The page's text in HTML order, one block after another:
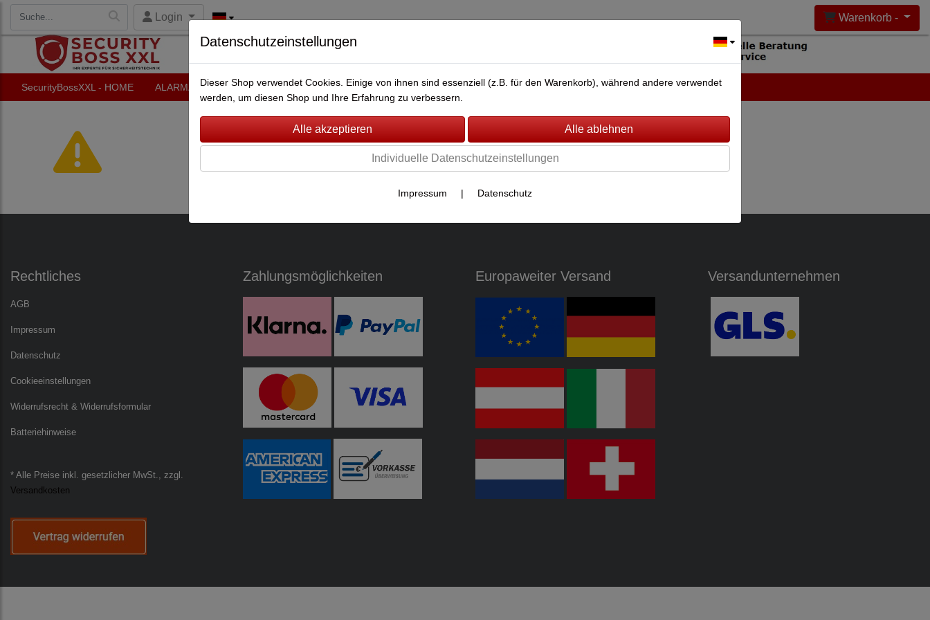
Login Warenkorb -
SecurityBossXXL - HOME ALARMANLAGEN VIDEO-ÜBERWACHUNG FAHRZEUG-ÜBERWACHUNG BRANDMELDEANLAGEN KONTAKT
Es wurden leider keine Produkte gefunden.
Rechtliches
AGB
Impressum
Datenschutz
Cookieeinstellungen
Widerrufsrecht & Widerrufsformular
Batteriehinweise
* Alle Preise inkl. gesetzlicher MwSt., zzgl.
Versandkosten
Zahlungsmöglichkeiten Europaweiter Versand Versandunternehmen
Datenschutzeinstellungen
Dieser Shop verwendet Cookies. Einige von ihnen sind essenziell (z.B. für den Warenkorb), während andere verwendet
werden, um diesen Shop und Ihre Erfahrung zu verbessern.
Individuelle Datenschutzeinstellungen
Impressum | Datenschutz